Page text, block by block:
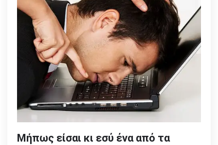
Μήπως είσαι κι εσύ ένα από τα